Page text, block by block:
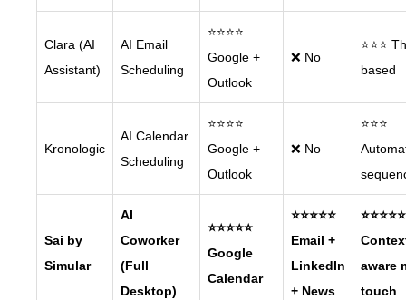
Clara (AI
Assistant)
AI Email
Scheduling
⭐⭐⭐⭐
Google +
Outlook
❌ No
⭐⭐⭐
based
Kronologic
AI Calendar
Scheduling
⭐⭐⭐⭐
Google +
Outlook
❌ No
⭐⭐⭐
Sai by
Simular
AI
Coworker
(Full
Desktop)
⭐⭐⭐⭐⭐
Google
Calendar
⭐⭐⭐⭐⭐
Email +
LinkedIn
+ News
⭐⭐⭐⭐⭐
aware
touch